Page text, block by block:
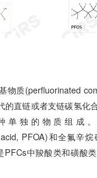
物质(perfluorinated
的直链或者支链碳氢化
单独的物质组成
PFOA)和全氟辛
PFCs中羧酸类和磺酸